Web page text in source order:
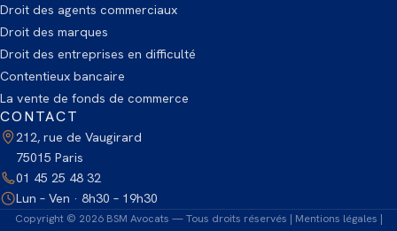
Droit des agents commerciaux
Droit des marques
Droit des entreprises en difficulté
Contentieux bancaire
La vente de fonds de commerce
CONTACT
212, rue de Vaugirard
75015 Paris
01 45 25 48 32
Lun – Ven · 8h30 – 19h30
Copyright © 2026 BSM Avocats — Tous droits réservés | Mentions légales |